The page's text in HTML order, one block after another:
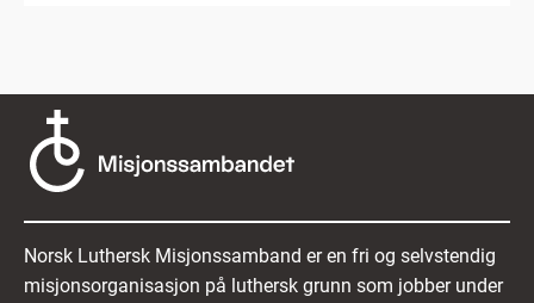
Norsk Luthersk Misjonssamband er en fri og selvstendig
misjonsorganisasjon på luthersk grunn som jobber under